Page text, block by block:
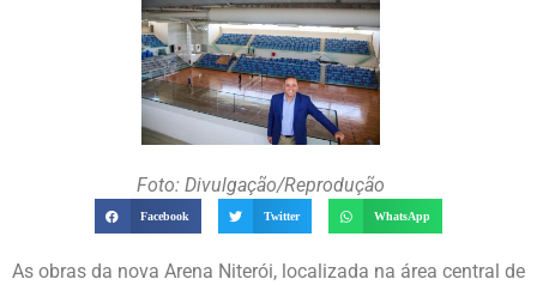
Foto: Divulgação/Reprodução
Facebook Twitter WhatsApp
As obras da nova Arena Niterói, localizada na área central de